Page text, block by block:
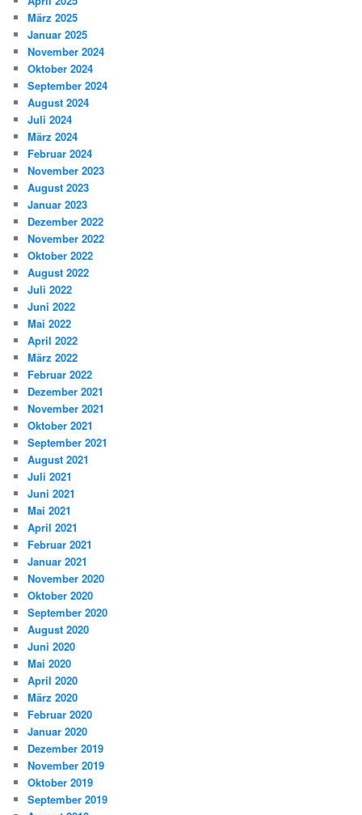
März 2025
Januar 2025
November 2024
Oktober 2024
September 2024
August 2024
Juli 2024
März 2024
Februar 2024
November 2023
August 2023
Januar 2023
Dezember 2022
November 2022
Oktober 2022
August 2022
Juli 2022
Juni 2022
Mai 2022
April 2022
März 2022
Februar 2022
Dezember 2021
November 2021
Oktober 2021
September 2021
August 2021
Juli 2021
Juni 2021
Mai 2021
April 2021
Februar 2021
Januar 2021
November 2020
Oktober 2020
September 2020
August 2020
Juni 2020
Mai 2020
April 2020
März 2020
Februar 2020
Januar 2020
Dezember 2019
November 2019
Oktober 2019
September 2019